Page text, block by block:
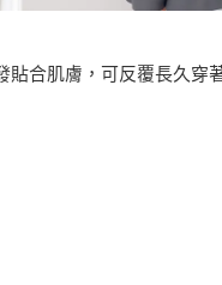
合肌膚，可反覆長久穿